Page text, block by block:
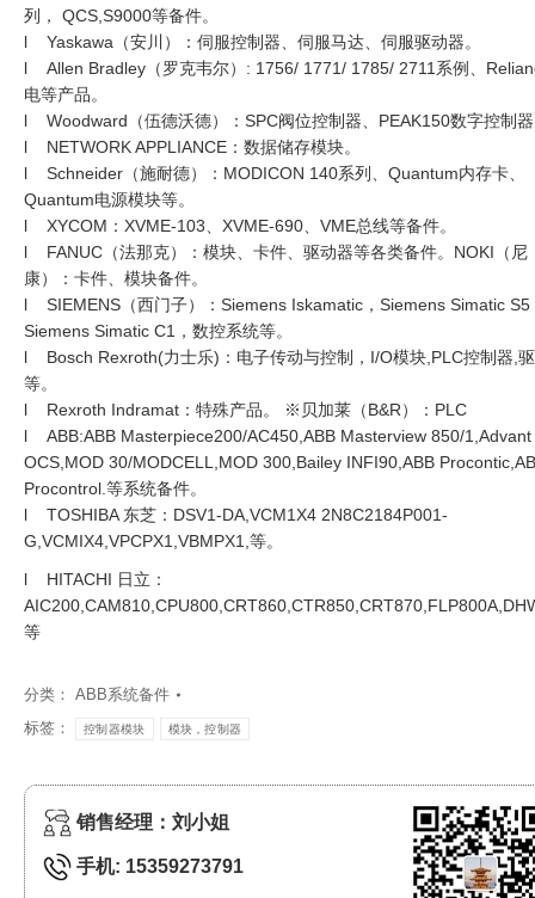
列， QCS,S9000等备件。
l Yaskawa（安川）：伺服控制器、伺服马达、伺服驱动器。
l Allen Bradley（罗克韦尔）: 1756/ 1771/ 1785/ 2711系例、
电等产品。
l Woodward（伍德沃德）：SPC阀位控制器、PEAK150数字控制
l NETWORK APPLIANCE：数据储存模块。
l Schneider（施耐德）：MODICON 140系列、Quantum内存卡、
Quantum电源模块等。
l XYCOM：XVME-103、XVME-690、VME总线等备件。
l FANUC（法那克）：模块、卡件、驱动器等各类备件。NOKI（尼
康）：卡件、模块备件。
l SIEMENS（西门子）：Siemens Iskamatic，Siemens Simatic S5
Siemens Simatic C1，数控系统等。
l Bosch Rexroth(力士乐)：电子传动与控制，I/O模块,PLC控制器,
等。
l Rexroth Indramat：特殊产品。 ※贝加莱（B&R）：PLC
l ABB:ABB Masterpiece200/AC450,ABB Masterview 850/1,Advant
OCS,MOD 30/MODCELL,MOD 300,Bailey INFI90,ABB
Procontrol.等系统备件。
l TOSHIBA 东芝：DSV1-DA,VCM1X4 2N8C2184P001-
G,VCMIX4,VPCPX1,VBMPX1,等。
l HITACHI 日立：
等
分类： ABB系统备件
标签：
控制器模块 模块，控制器
销售经理：刘小姐
手机: 15359273791